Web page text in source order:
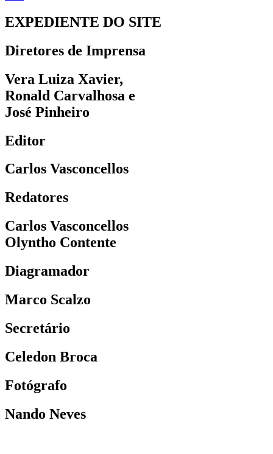
EXPEDIENTE DO SITE
Diretores de Imprensa
Vera Luiza Xavier,
Ronald Carvalhosa e
José Pinheiro
Editor
Carlos Vasconcellos
Redatores
Carlos Vasconcellos
Olyntho Contente
Diagramador
Marco Scalzo
Secretário
Celedon Broca
Fotógrafo
Nando Neves